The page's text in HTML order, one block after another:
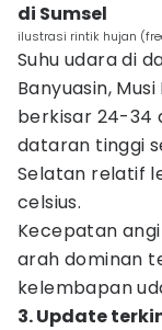
di Sumsel
ilustrasi rintik hujan
Suhu udara di
Banyuasin,
berkisar 24-34
dataran tinggi
Selatan relatif
celsius.
Kecepatan
arah dominan
kelembapan
3. Update